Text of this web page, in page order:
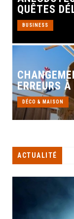
QUÊTES
BUSINESS
ERREURS
DÉCO & MAISON
ACTUALITÉ